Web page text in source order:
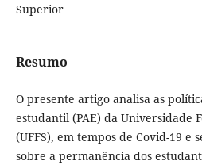
Superior
Resumo
O presente artigo analisa as
estudantil (PAE) da Universidade
(UFFS), em tempos de Covid-19 e
sobre a permanência dos